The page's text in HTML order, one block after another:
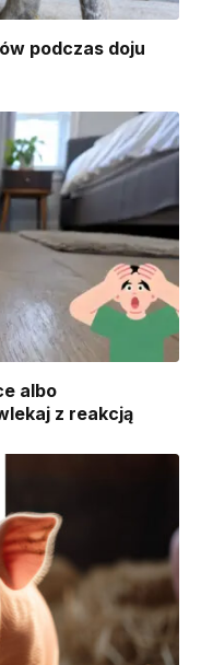
podczas doju
albo
z reakcją